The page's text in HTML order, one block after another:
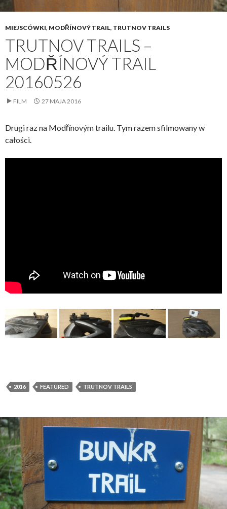
MIEJSCÓWKI, MODŘÍNOVÝ TRAIL, TRUTNOV TRAILS
TRUTNOV TRAILS –
MODŘÍNOVÝ TRAIL
20160526
FILM 27 MAJA 2016
Drugi raz na Modřínovým trailu. Tym razem sfilmowany w
całości.
2016 FEATURED TRUTNOV TRAILS